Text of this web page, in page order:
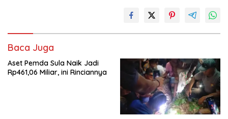
Baca Juga
Aset Pemda Sula Naik Jadi
Rp461,06 Miliar, ini Rinciannya